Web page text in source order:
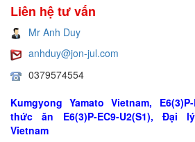
Liên hệ tư vấn
Mr Anh Duy
anhduy@jon-jul.com
0379574554
Kumgyong Yamato Vietnam,
thức ăn E6(3)P-EC9-U2(S1), Đại
Vietnam